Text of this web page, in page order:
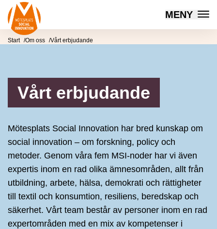
Hoppa till innehåll
Mötesplatsen Social Innovation
MENY
Start Om oss Vårt erbjudande
Vårt erbjudande
Mötesplats Social Innovation har bred kunskap om
social innovation – om forskning, policy och
metoder. Genom våra fem MSI-noder har vi även
expertis inom en rad olika ämnesområden, allt från
utbildning, arbete, hälsa, demokrati och rättigheter
till textil och konsumtion, resiliens, beredskap och
säkerhet. Vårt team består av personer inom en rad
expertområden med en mix av kompetenser i